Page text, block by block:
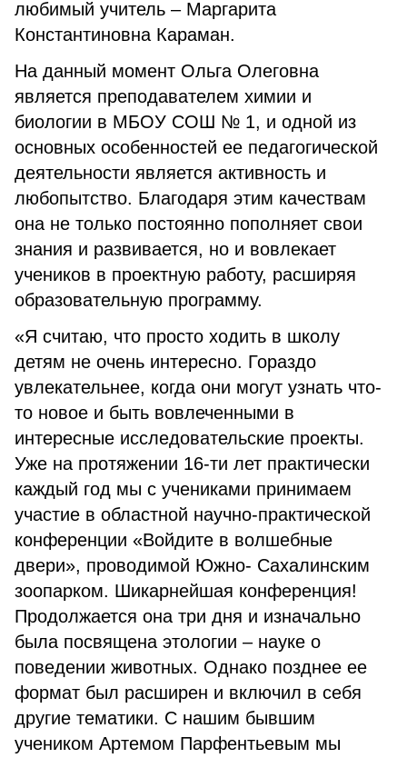
любимый учитель – Маргарита
Константиновна Караман.
На данный момент Ольга Олеговна
является преподавателем химии и
биологии в МБОУ СОШ № 1, и одной из
основных особенностей ее педагогической
деятельности является активность и
любопытство. Благодаря этим качествам
она не только постоянно пополняет свои
знания и развивается, но и вовлекает
учеников в проектную работу, расширяя
образовательную программу.
«Я считаю, что просто ходить в школу
детям не очень интересно. Гораздо
увлекательнее, когда они могут узнать что-
то новое и быть вовлеченными в
интересные исследовательские проекты.
Уже на протяжении 16-ти лет практически
каждый год мы с учениками принимаем
участие в областной научно-практической
конференции «Войдите в волшебные
двери», проводимой Южно- Сахалинским
зоопарком. Шикарнейшая конференция!
Продолжается она три дня и изначально
была посвящена этологии – науке о
поведении животных. Однако позднее ее
формат был расширен и включил в себя
другие тематики. С нашим бывшим
учеником Артемом Парфентьевым мы